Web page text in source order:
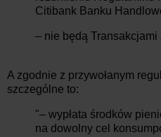
Citibank Banku
– nie będą Transakcjami
A zgodnie z przywołanym
szczególne to:
"– wypłata środków
na dowolny cel